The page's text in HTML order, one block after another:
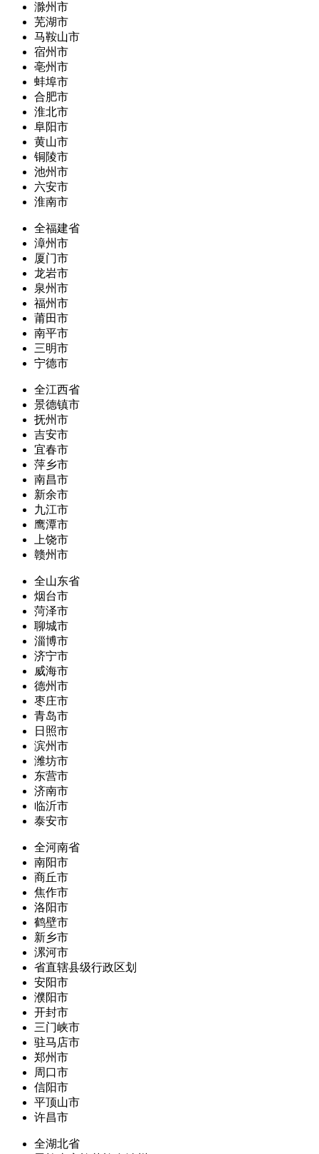
滁州市
芜湖市
马鞍山市
宿州市
亳州市
蚌埠市
合肥市
淮北市
阜阳市
黄山市
铜陵市
池州市
六安市
淮南市
全福建省
漳州市
厦门市
龙岩市
泉州市
福州市
莆田市
南平市
三明市
宁德市
全江西省
景德镇市
抚州市
吉安市
宜春市
萍乡市
南昌市
新余市
九江市
鹰潭市
上饶市
赣州市
全山东省
烟台市
菏泽市
聊城市
淄博市
济宁市
威海市
德州市
枣庄市
青岛市
日照市
滨州市
潍坊市
东营市
济南市
临沂市
泰安市
全河南省
南阳市
商丘市
焦作市
洛阳市
鹤壁市
新乡市
漯河市
省直辖县级行政区划
安阳市
濮阳市
开封市
三门峡市
驻马店市
郑州市
周口市
信阳市
平顶山市
许昌市
全湖北省